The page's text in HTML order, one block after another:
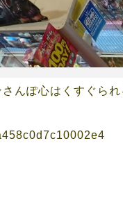
んぽ心はくすぐら